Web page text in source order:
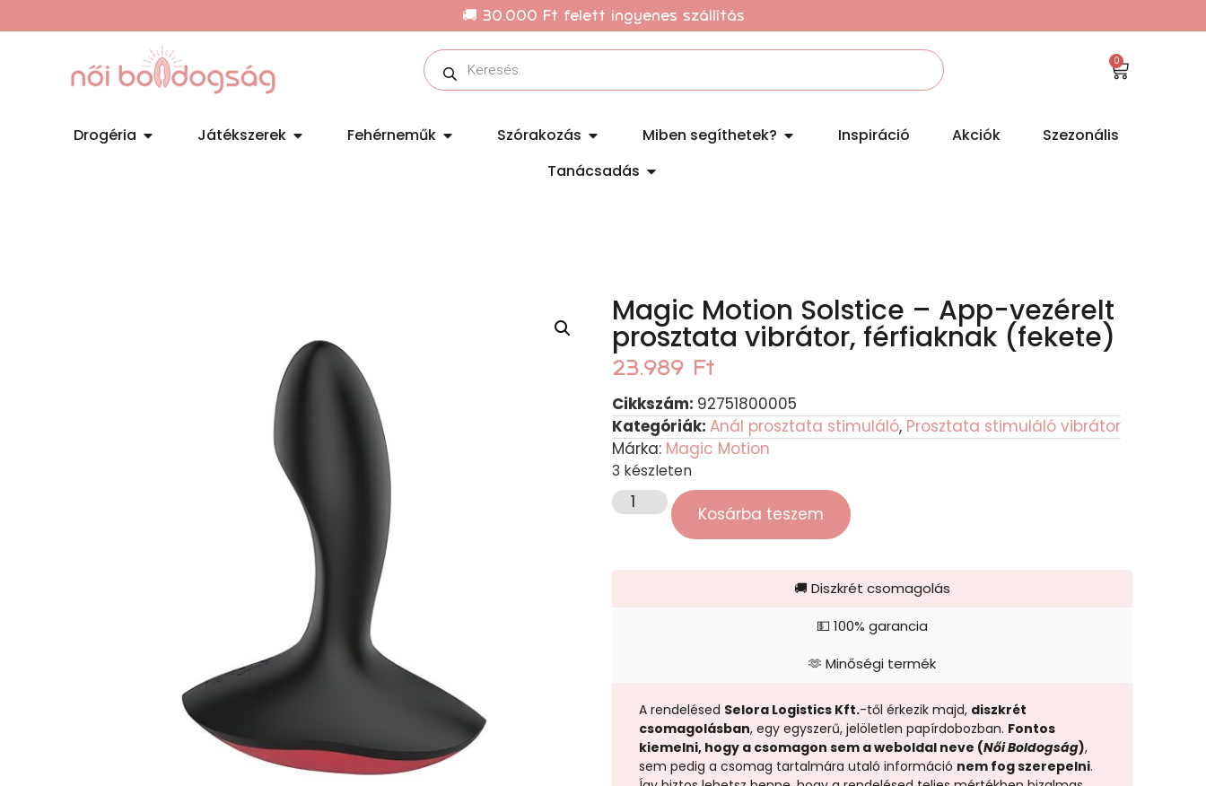
🚚 30.000 Ft felett ingyenes szállítás
0
Drogéria Játékszerek Fehérneműk Szórakozás Miben segíthetek? Inspiráció Akciók
Szezonális
Tanácsadás
Magic Motion Solstice – App-vezérelt
prosztata vibrátor, férfiaknak (fekete)
23.989 Ft
Cikkszám: 92751800005
Kategóriák: Anál prosztata stimuláló, Prosztata stimuláló vibrátor
Márka: Magic Motion
3 készleten
Kosárba teszem
🚚 Diszkrét csomagolás
💵 100% garancia
🫶 Minőségi termék
A rendelésed Selora Logistics Kft.-től érkezik majd, diszkrét
csomagolásban, egy egyszerű, jelöletlen papírdobozban. Fontos
kiemelni, hogy a csomagon sem a weboldal neve (Női Boldogság),
sem pedig a csomag tartalmára utaló információ nem fog szerepelni.